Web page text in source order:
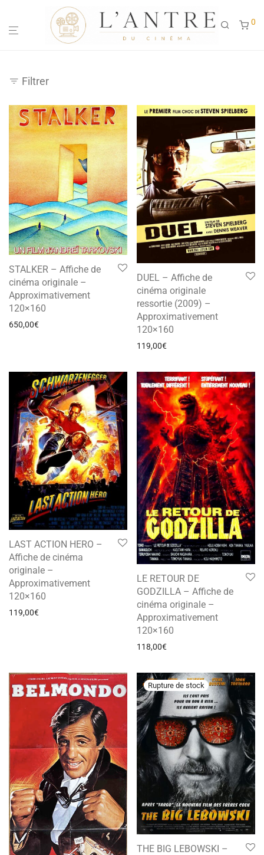
0
Filtrer
STALKER – Affiche de
cinéma originale –
Approximativement
120×160
650,00€
DUEL – Affiche de
cinéma originale
ressortie (2009) –
Approximativement
120×160
119,00€
LAST ACTION HERO –
Affiche de cinéma
originale –
Approximativement
120×160
119,00€
LE RETOUR DE
GODZILLA – Affiche de
cinéma originale –
Approximativement
120×160
118,00€
THE BIG LEBOWSKI –